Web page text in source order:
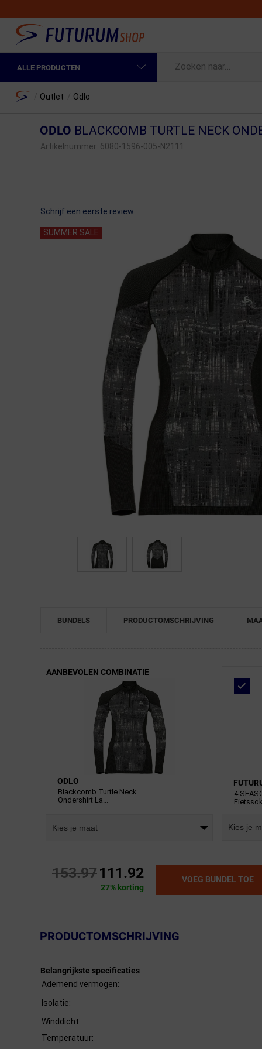
ALLE PRODUCTEN
Fietskleding Heren
Fietsonderdelen
Sportvoeding en Verzorging
Fietstassen & Rugzakken
Overige sporten & cadeaubon
Nieuw bij FuturumShop...
Home Outlet Odlo
ODLO BLACKCOMB TURTLE NECK
Artikelnummer: 6080-1596-005-N2111
Schrijf een eerste review
SUMMER SALE
BUNDELS PRODUCTOMSCHRIJVING
← Terug naar productnavigatie
AANBEVOLEN COMBINATIE
ODLO
Blackcomb Turtle Neck
Ondershirt La...
Kies je maat
4
Kies je
153.97111.92
27% korting
VOEG BUNDEL TOE
← Terug naar productnavigatie
PRODUCTOMSCHRIJVING
Belangrijkste specificaties
Ademend vermogen:
Isolatie:
Winddicht:
Temperatuur: